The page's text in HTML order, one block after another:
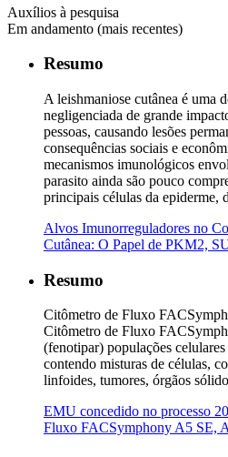
Auxílios à pesquisa
Em andamento (mais recentes)
Resumo
A leishmaniose cutânea é uma
negligenciada de grande
pessoas, causando lesões
consequências sociais e
mecanismos imunológicos
parasito ainda são pouco
principais células da epiderme,
Alvos Imunorreguladores no
Cutânea: O Papel de PKM2,
Resumo
Citômetro de Fluxo
Citômetro de Fluxo
(fenotipar) populações
contendo misturas de células,
linfoides, tumores, órgãos
EMU concedido no processo
Fluxo FACSymphony A5 SE,